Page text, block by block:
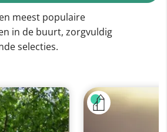
meest populaire
in de buurt, zorgvuldig
selecties.